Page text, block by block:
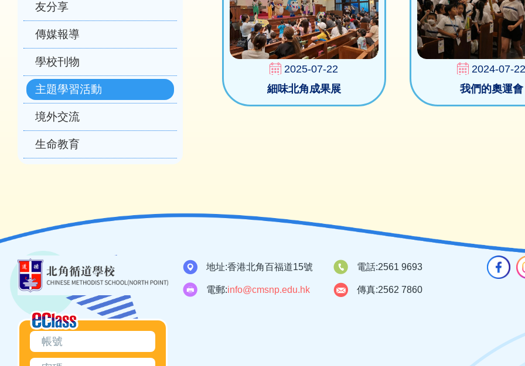
2025-07-22
細味北角成果展
2024-07-
我們的奧運會
友分享
傳媒報導
學校刊物
主題學習活動
境外交流
生命教育
地址:香港北角百福道15號 電話:2561 9693
電郵:info@cmsnp.edu.hk 傳真:2562 7860